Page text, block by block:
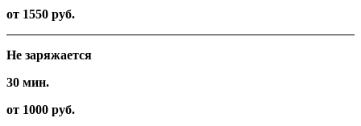
от 1550 руб.
Не заряжается
30 мин.
от 1000 руб.